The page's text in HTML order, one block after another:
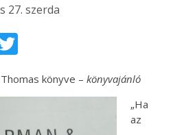
27. szerda
Thomas könyve –könyvajánló
„Ha
az